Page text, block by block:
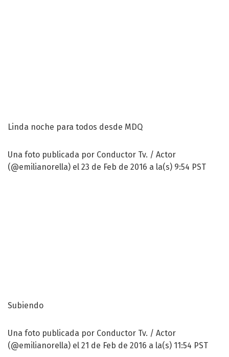
Linda noche para todos desde MDQ
Una foto publicada por Conductor Tv. / Actor
(@emilianorella) el 23 de Feb de 2016 a la(s) 9:54 PST
Subiendo
Una foto publicada por Conductor Tv. / Actor
(@emilianorella) el 21 de Feb de 2016 a la(s) 11:54 PST